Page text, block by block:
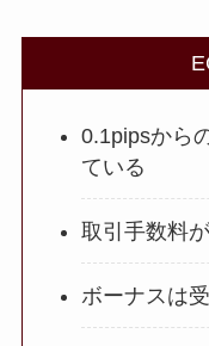
0.1pipsから
ている
取引手数料
ボーナスは